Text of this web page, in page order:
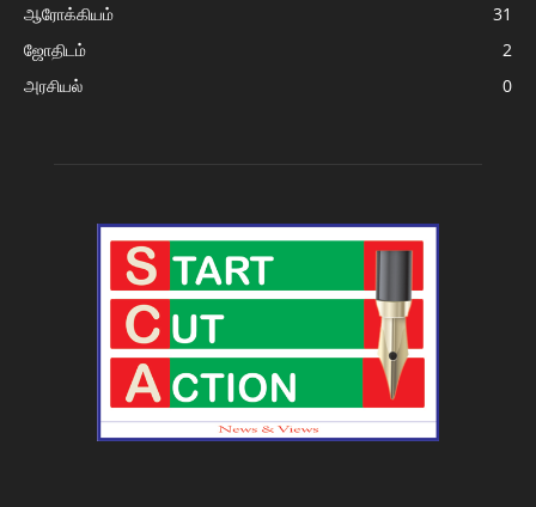
ஆரோக்கியம்
31
ஜோதிடம்
2
அரசியல்
0